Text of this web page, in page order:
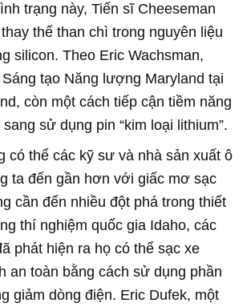
trạng này, Tiến sĩ Cheeseman
thế than chì trong nguyên liệu
silicon. Theo Eric Wachsman,
tạo Năng lượng Maryland tại
còn một cách tiếp cận tiềm năng
sử dụng pin “kim loại lithium”.
có thể các kỹ sư và nhà sản xuất ô
ta đến gần hơn với giấc mơ sạc
cần đến nhiều đột phá trong thiết
thí nghiệm quốc gia Idaho, các
phát hiện ra họ có thể sạc xe
an toàn bằng cách sử dụng phần
giảm dòng điện. Eric Dufek, một